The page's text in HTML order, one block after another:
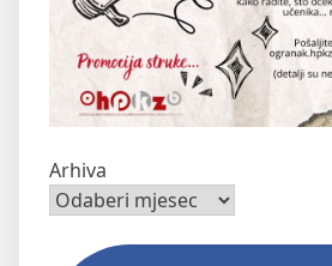
Arhiva